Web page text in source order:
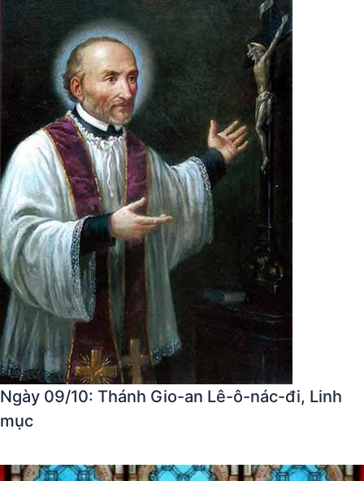
Ngày 09/10: Thánh Gio-an Lê-ô-nác-đi, Linh
mục